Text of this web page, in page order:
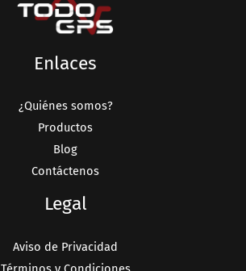
Enlaces
¿Quiénes somos?
Productos
Blog
Contáctenos
Legal
Aviso de Privacidad